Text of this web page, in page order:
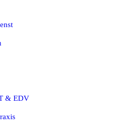
& EDV